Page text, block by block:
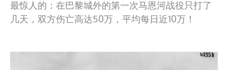
最惊人的：在巴黎城外的第一次马恩河战役只打了
几天，双方伤亡高达50万，平均每日近10万！